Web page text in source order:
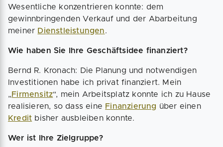
Wesentliche konzentrieren konnte: dem
gewinnbringenden Verkauf und der Abarbeitung
meiner Dienstleistungen.
Wie haben Sie Ihre Geschäftsidee finanziert?
Bernd R. Kronach: Die Planung und notwendigen
Investitionen habe ich privat finanziert. Mein
„Firmensitz“, mein Arbeitsplatz konnte ich zu Hause
realisieren, so dass eine Finanzierung über einen
Kredit bisher ausbleiben konnte.
Wer ist Ihre Zielgruppe?